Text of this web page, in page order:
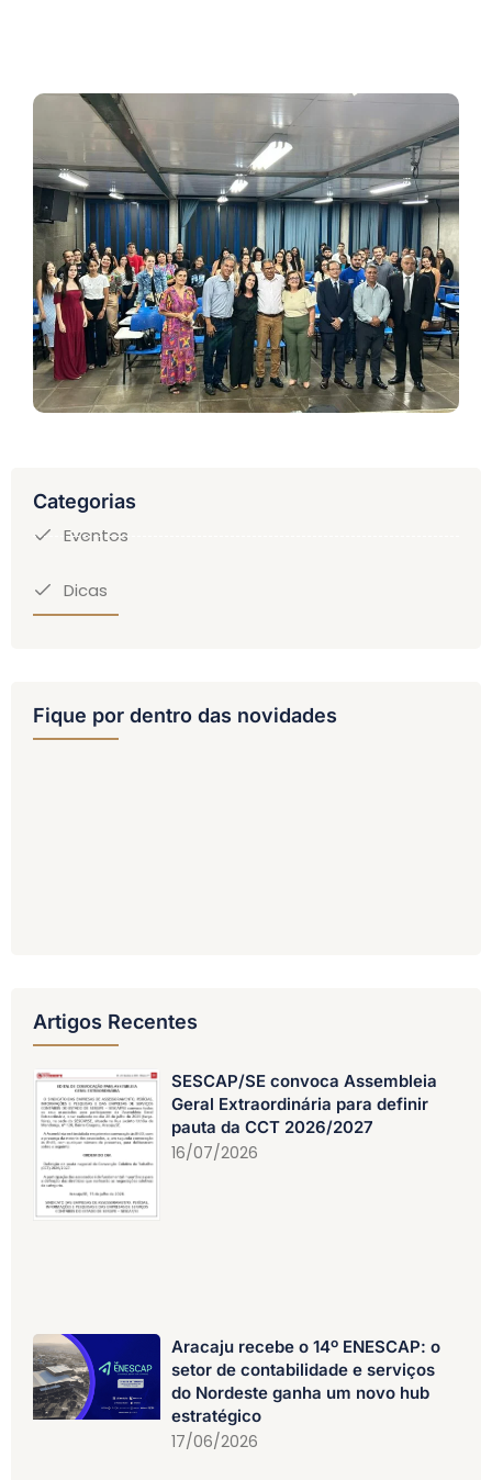
Categorias
Eventos
Dicas
Fique por dentro das novidades
Artigos Recentes
SESCAP/SE convoca Assembleia
Geral Extraordinária para definir
pauta da CCT 2026/2027
16/07/2026
Aracaju recebe o 14º ENESCAP: o
setor de contabilidade e serviços
do Nordeste ganha um novo hub
estratégico
17/06/2026